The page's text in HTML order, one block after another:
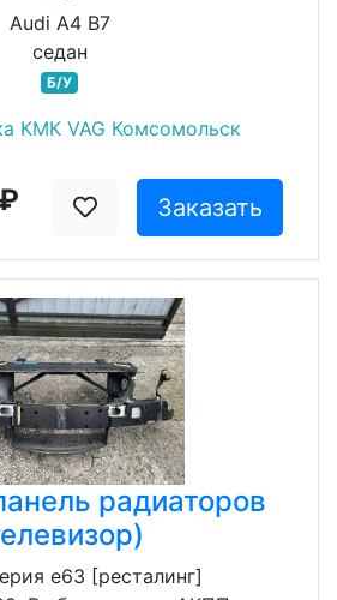
Audi A4 B7
седан
Б/У
КМК VAG Комсомольск
Заказать
радиаторов
e63 [ресталинг]